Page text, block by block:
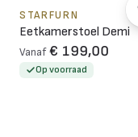
STARFURN
Eetkamerstoel Demi
Vanaf € 199,00
Op voorraad